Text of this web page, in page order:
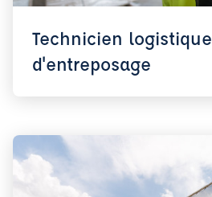
Technicien logistique
d'entreposage